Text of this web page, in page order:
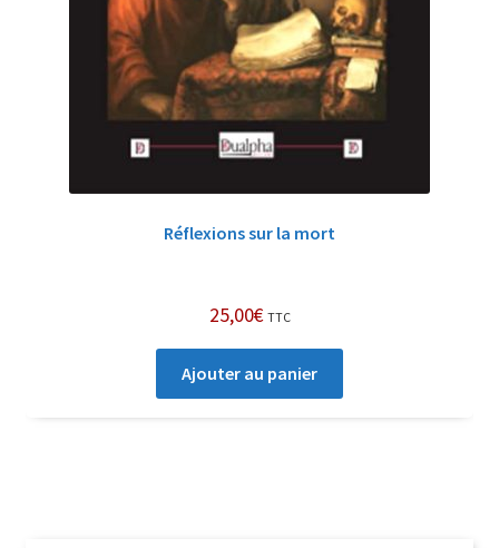
Réflexions sur la mort
25,00€ TTC
Ajouter au panier